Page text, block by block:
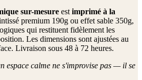
sur-mesure est imprimé à la
premium 190g ou effet sable 350g,
qui restituent fidèlement les
Les dimensions sont ajustées au
Livraison sous 48 à 72 heures.
espace calme ne s'improvise pas — il se